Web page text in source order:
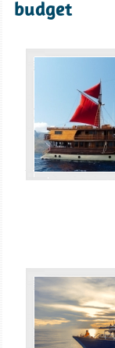
budget